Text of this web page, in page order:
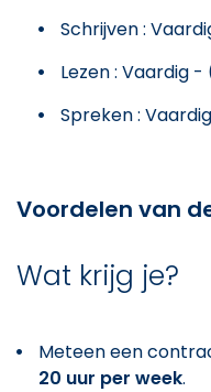
Schrijven :
Lezen : Vaardig -
Spreken :
Voordelen van
Wat krijg je?
Meteen een
20 uur per week.